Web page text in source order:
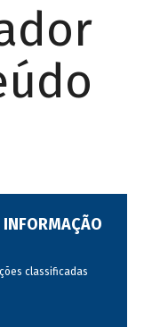
classificadas